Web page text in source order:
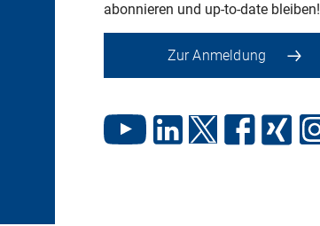
abonnieren und up-to-date bleiben!
Zur Anmeldung